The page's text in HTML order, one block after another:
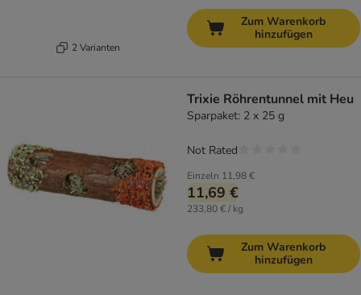
2 Varianten
Zum Warenkorb
hinzufügen
Trixie Röhrentunnel mit Heu
Sparpaket: 2 x 25 g
Einzeln 11,98 €
11,69 €
233,80 € / kg
Not Rated
Zum Warenkorb
hinzufügen